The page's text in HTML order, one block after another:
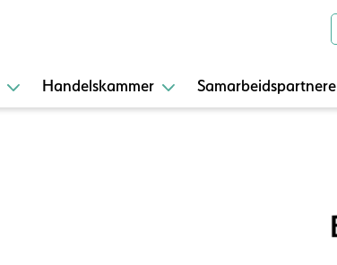
Handelskammer Samarbeidspartnere